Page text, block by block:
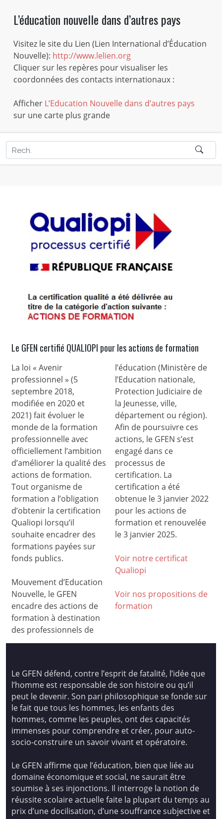
L’éducation nouvelle dans d’autres pays
Visitez le site du Lien (Lien International d’Éducation
Nouvelle): http://www.lelien.org
Cliquer sur les repères pour visualiser les
coordonnées des contacts internationaux :
Afficher L’Education Nouvelle dans d’autres pays
sur une carte plus grande
Le GFEN certifié QUALIOPI pour les actions de formation
La loi « Avenir
professionnel » (5
septembre 2018,
modifiée en 2020 et
2021) fait évoluer le
monde de la formation
professionnelle avec
officiellement l’ambition
d’améliorer la qualité des
actions de formation.
Tout organisme de
formation a l’obligation
d’obtenir la certification
Qualiopi lorsqu’il
souhaite encadrer des
formations payées sur
fonds publics.
Mouvement d’Education
Nouvelle, le GFEN
encadre des actions de
formation à destination
des professionnels de
l’éducation (Ministère de
l’Education nationale,
Protection Judiciaire de
la Jeunesse, ville,
département ou région).
Afin de poursuivre ces
actions, le GFEN s’est
engagé dans ce
processus de
certification. La
certification a été
obtenue le 3 janvier 2022
pour les actions de
formation et renouvelée
le 3 janvier 2025.
Voir notre certificat
Qualiopi
Voir nos propositions de
formation
Le GFEN défend, contre l’esprit de fatalité, l’idée que
l’homme est responsable de son histoire ou qu’il
peut le devenir. Son pari philosophique se fonde sur
le fait que tous les hommes, les enfants des
hommes, comme les peuples, ont des capacités
immenses pour comprendre et créer, pour auto-
socio-construire un savoir vivant et opératoire.
Le GFEN affirme que l’éducation, bien que liée au
domaine économique et social, ne saurait être
soumise à ses injonctions. Il interroge la notion de
réussite scolaire actuelle faite la plupart du temps au
prix d’une docilisation, d’une souffrance subjective et